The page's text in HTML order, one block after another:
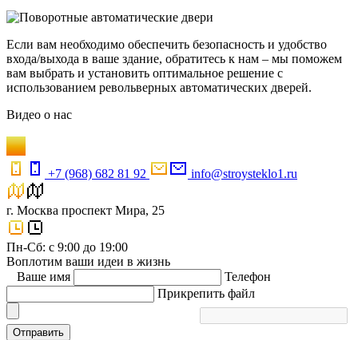
Если вам необходимо обеспечить безопасность и удобство
входа/выхода в ваше здание, обратитесь к нам – мы поможем
вам выбрать и установить оптимальное решение с
использованием револьверных автоматических дверей.
Видео о нас
+7 (968) 682 81 92 info@stroysteklo1.ru
г. Москва проспект Мира, 25
Пн-Сб: с 9:00 до 19:00
Воплотим ваши идеи в жизнь
Ваше имя
Телефон
Прикрепить файл
Отправить